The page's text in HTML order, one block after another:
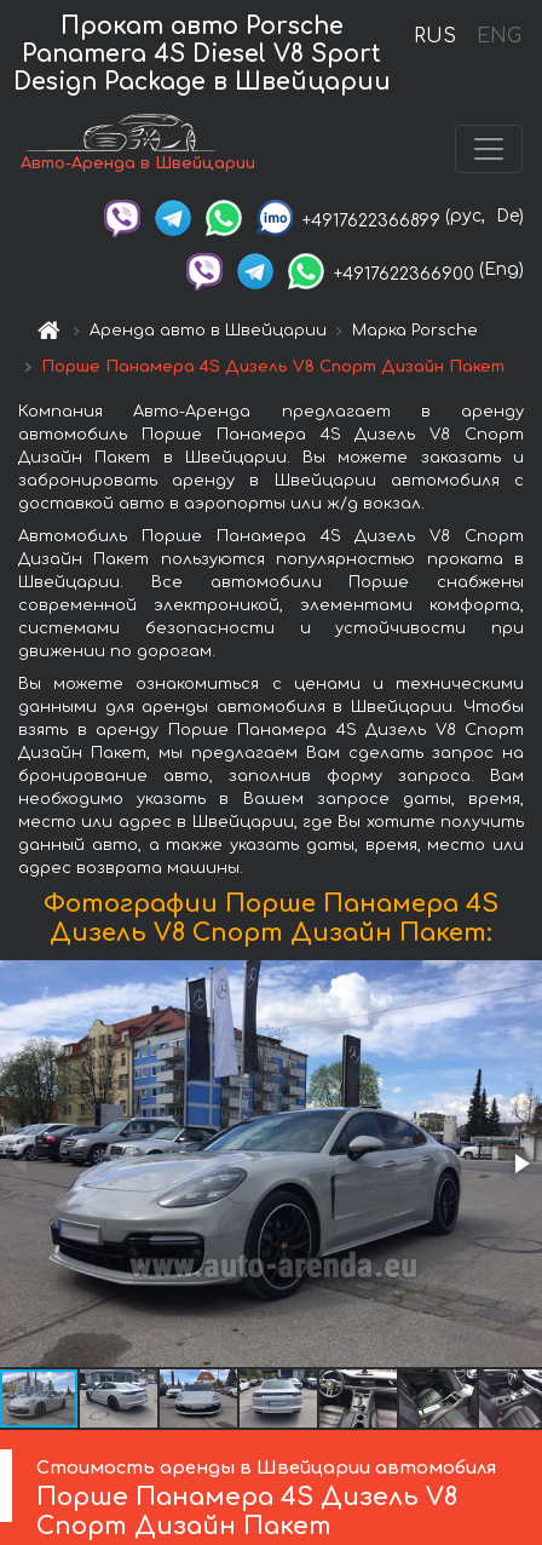
RUS ENG
Прокат авто Porsche
Panamera 4S Diesel V8 Sport
Design Package в Швейцарии
Авто-Аренда в Швейцарии
+4917622366899 (рус, De)
+4917622366900 (Eng)
Аренда авто в Швейцарии Марка Porsche
Порше Панамера 4S Дизель V8 Спорт Дизайн Пакет
Компания Авто-Аренда предлагает в аренду
автомобиль Порше Панамера 4S Дизель V8 Спорт
Дизайн Пакет в Швейцарии. Вы можете заказать и
забронировать аренду в Швейцарии автомобиля с
доставкой авто в аэропорты или ж/д вокзал.
Автомобиль Порше Панамера 4S Дизель V8 Спорт
Дизайн Пакет пользуются популярностью проката в
Швейцарии. Все автомобили Порше снабжены
современной электроникой, элементами комфорта,
системами безопасности и устойчивости при
движении по дорогам.
Вы можете ознакомиться с ценами и техническими
данными для аренды автомобиля в Швейцарии. Чтобы
взять в аренду Порше Панамера 4S Дизель V8 Спорт
Дизайн Пакет, мы предлагаем Вам сделать запрос на
бронирование авто, заполнив форму запроса. Вам
необходимо указать в Вашем запросе даты, время,
место или адрес в Швейцарии, где Вы хотите получить
данный авто, а также указать даты, время, место или
адрес возврата машины.
Фотографии Порше Панамера 4S
Дизель V8 Спорт Дизайн Пакет:
Стоимость аренды в Швейцарии автомобиля
Порше Панамера 4S Дизель V8
Спорт Дизайн Пакет